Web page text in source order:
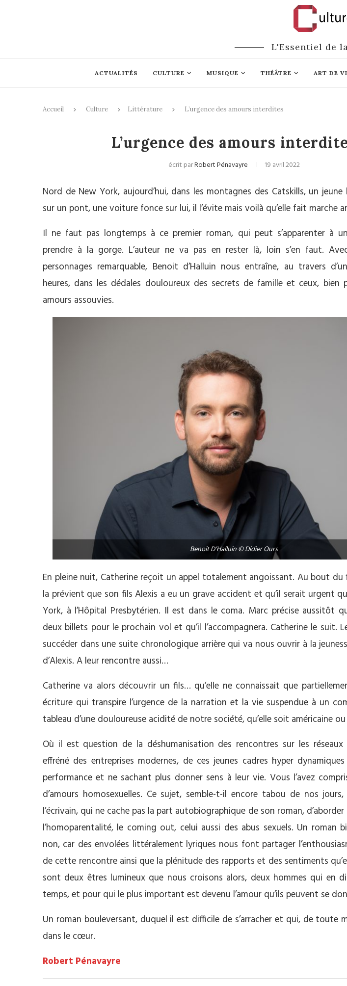
L'Essentiel de
ACTUALITÉS CULTURE MUSIQUE THÉÂTRE ART DE
Accueil Culture Littérature L’urgence des amours interdites
L’urgence des amours
écrit parRobert Pénavayre 19 avril 2022
Nord de New York, aujourd’hui, dans les montagnes des Catskills, un jeune
sur un pont, une voiture fonce sur lui, il l’évite mais voilà qu’elle fait marche
Il ne faut pas longtemps à ce premier roman, qui peut s’apparenter à
prendre à la gorge. L’auteur ne va pas en rester là, loin s’en faut.
personnages remarquable, Benoit d’Halluin nous entraîne, au travers
heures, dans les dédales douloureux des secrets de famille et ceux, bien
amours assouvies.
Benoit D’Halluin © Didier Ours
En pleine nuit, Catherine reçoit un appel totalement angoissant. Au bout du
la prévient que son fils Alexis a eu un grave accident et qu’il serait urgent
York, à l’Hôpital Presbytérien. Il est dans le coma. Marc précise aussitôt
deux billets pour le prochain vol et qu’il l’accompagnera. Catherine le suit.
succéder dans une suite chronologique arrière qui va nous ouvrir à la
d’Alexis. A leur rencontre aussi…
Catherine va alors découvrir un fils… qu’elle ne connaissait que
écriture qui transpire l’urgence de la narration et la vie suspendue à un
tableau d’une douloureuse acidité de notre société, qu’elle soit américaine
Où il est question de la déshumanisation des rencontres sur les
effréné des entreprises modernes, de ces jeunes cadres hyper
performance et ne sachant plus donner sens à leur vie. Vous l’avez
d’amours homosexuelles. Ce sujet, semble-t-il encore tabou de nos
l’écrivain, qui ne cache pas la part autobiographique de son roman,
l’homoparentalité, le coming out, celui aussi des abus sexuels. Un roman
non, car des envolées littéralement lyriques nous font partager
de cette rencontre ainsi que la plénitude des rapports et des sentiments
sont deux êtres lumineux que nous croisons alors, deux hommes qui en
temps, et pour qui le plus important est devenu l’amour qu’ils peuvent se
Un roman bouleversant, duquel il est difficile de s’arracher et qui, de toute
dans le cœur.
Robert Pénavayre